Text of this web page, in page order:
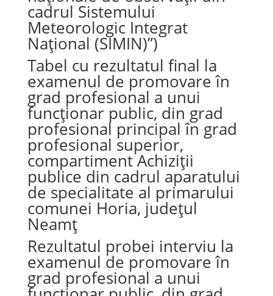
cadrul Sistemului
Meteorologic Integrat
Național (SIMIN)”)
Tabel cu rezultatul final la
examenul de promovare în
grad profesional a unui
funcționar public, din grad
profesional principal în grad
profesional superior,
compartiment Achiziții
publice din cadrul aparatului
de specialitate al primarului
comunei Horia, județul
Neamț
Rezultatul probei interviu la
examenul de promovare în
grad profesional a unui